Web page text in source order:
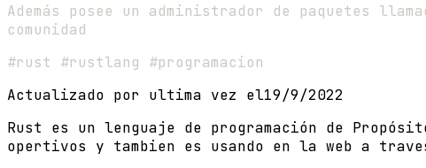
Además posee un administrador de paquetes
comunidad
#rust #rustlang #programacion
Actualizado por ultima vez el19/9/2022
Rust es un lenguaje de programación de
opertivos y tambien es usando en la web a traves